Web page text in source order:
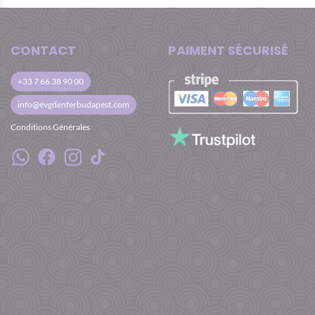
CONTACT
+33 7 66 38 90 00
info@evgdenferbudapest.com
Conditions Générales
PAIMENT SÉCURISÉ